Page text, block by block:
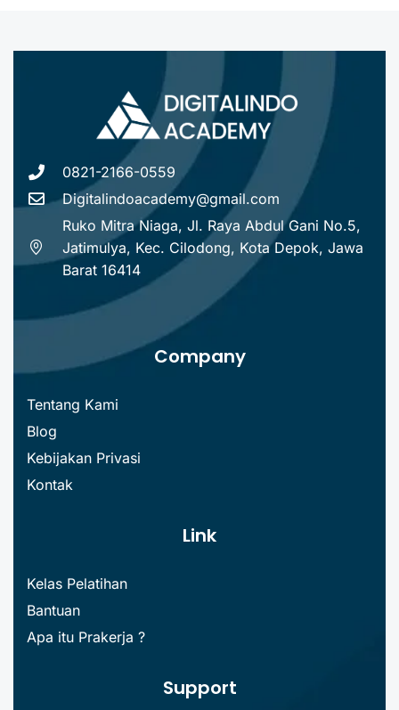
0821-2166-0559
Digitalindoacademy@gmail.com
Ruko Mitra Niaga, Jl. Raya Abdul Gani No.5,
Jatimulya, Kec. Cilodong, Kota Depok, Jawa
Barat 16414
Company
Tentang Kami
Blog
Kebijakan Privasi
Kontak
Link
Kelas Pelatihan
Bantuan
Apa itu Prakerja ?
Support